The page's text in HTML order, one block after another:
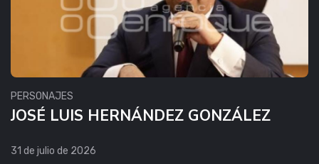
PERSONAJES
JOSÉ LUIS HERNÁNDEZ GONZÁLEZ
31 de julio de 2026